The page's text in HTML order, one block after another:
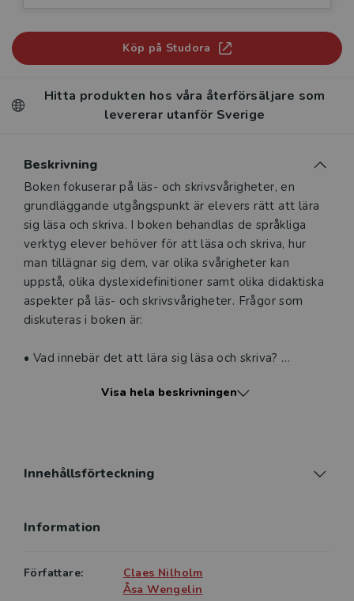
Köp på Studora
Hitta produkten hos våra återförsäljare som
levererar utanför Sverige
Beskrivning
Beskrivning
Boken fokuserar på läs- och skrivsvårigheter, en
grundläggande utgångs­punkt är elevers rätt att lära
sig läsa och skriva. I boken behandlas de språkliga
verktyg elever behöver för att läsa och skriva, hur
man tillägnar sig dem, var olika svårigheter kan
uppstå, olika dyslexidefinitioner samt olika didaktiska
aspekter på läs- och skrivsvårigheter. Frågor som
diskuteras i boken är:
• Vad innebär det att lära sig läsa och skriva?
• Varför får vissa elever läs- och skrivsvårigheter?
• Vad innebär det att arbeta ”evidensbaserat” med
• Hur kan lärare och andra vuxna med professioner
lära sig läsa och skriva?
Visa hela beskrivningen
Innehållsförteckning
Information
Författare:
Claes Nilholm
Åsa Wengelin